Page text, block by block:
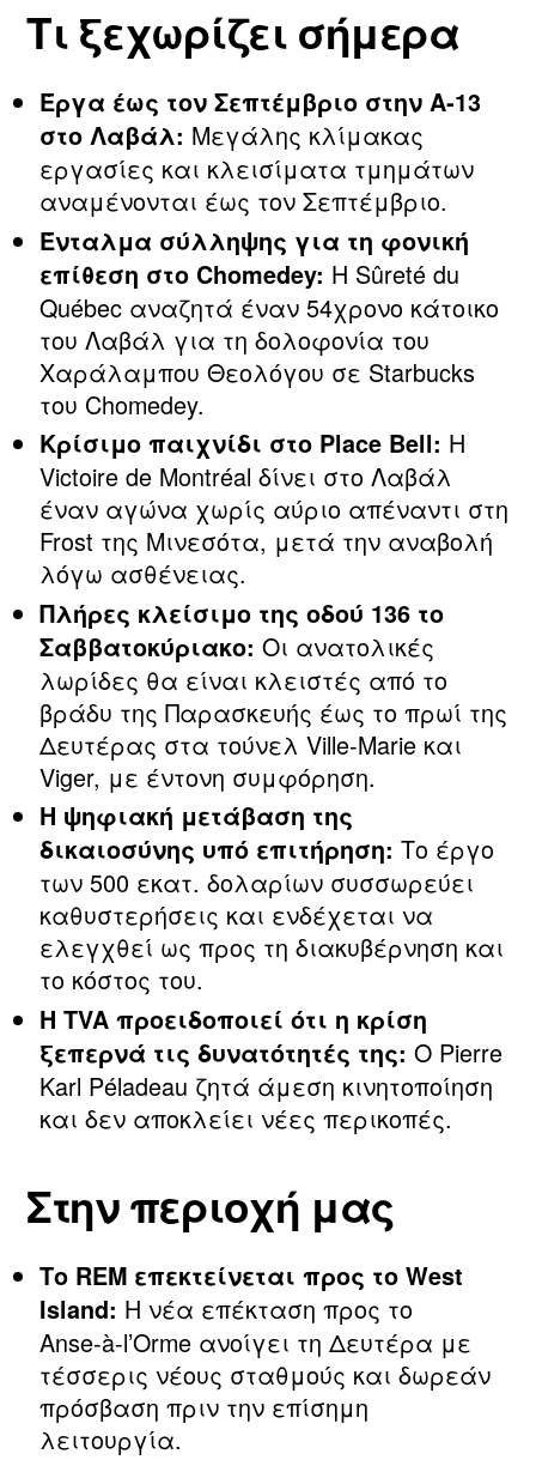
Τι ξεχωρίζει σήμερα
Έργα έως τον Σεπτέμβριο στην Α‑13
στο Λαβάλ: Μεγάλης κλίμακας
εργασίες και κλεισίματα τμημάτων
αναμένονται έως τον Σεπτέμβριο.
Ένταλμα σύλληψης για τη φονική
επίθεση στο Chomedey: Η Sûreté du
Québec αναζητά έναν 54χρονο κάτοικο
του Λαβάλ για τη δολοφονία του
Χαράλαμπου Θεολόγου σε Starbucks
του Chomedey.
Κρίσιμο παιχνίδι στο Place Bell: Η
Victoire de Montréal δίνει στο Λαβάλ
έναν αγώνα χωρίς αύριο απέναντι στη
Frost της Μινεσότα, μετά την αναβολή
λόγω ασθένειας.
Πλήρες κλείσιμο της οδού 136 το
Σαββατοκύριακο: Οι ανατολικές
λωρίδες θα είναι κλειστές από το
βράδυ της Παρασκευής έως το πρωί της
Δευτέρας στα τούνελ Ville‑Marie και
Viger, με έντονη συμφόρηση.
Η ψηφιακή μετάβαση της
δικαιοσύνης υπό επιτήρηση: Το έργο
των 500 εκατ. δολαρίων συσσωρεύει
καθυστερήσεις και ενδέχεται να
ελεγχθεί ως προς τη διακυβέρνηση και
το κόστος του.
Η TVA προειδοποιεί ότι η κρίση
ξεπερνά τις δυνατότητές της: Ο Pierre
Karl Péladeau ζητά άμεση κινητοποίηση
και δεν αποκλείει νέες περικοπές.
Στην περιοχή μας
Το REM επεκτείνεται προς το West
Island: Η νέα επέκταση προς το
Anse‑à‑l’Orme ανοίγει τη Δευτέρα με
τέσσερις νέους σταθμούς και δωρεάν
πρόσβαση πριν την επίσημη
λειτουργία.